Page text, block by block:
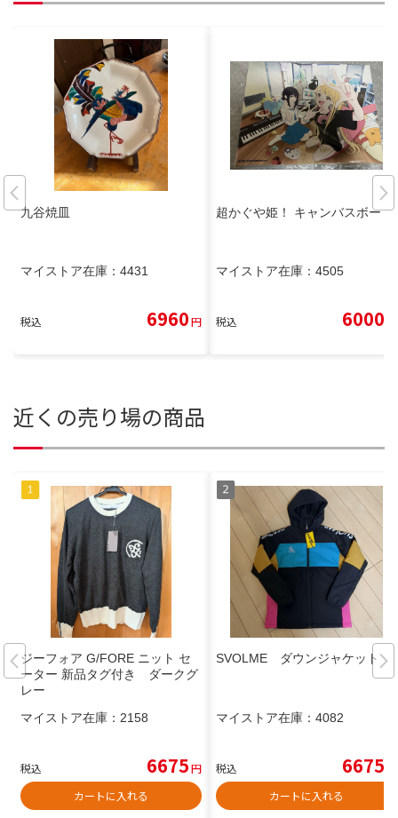
九谷焼皿
マイストア在庫： 4431
税込 6960円
超かぐや姫！ キャンバスボード
マイストア在庫： 4505
税込 6000
近くの売り場の商品
ジーフォア G/FORE ニット セ
ーター 新品タグ付き ダークグ
レー
マイストア在庫： 2158
税込 6675円
カートに入れる
SVOLME ダウンジャケット
マイストア在庫： 4082
税込 6675
カートに入れる